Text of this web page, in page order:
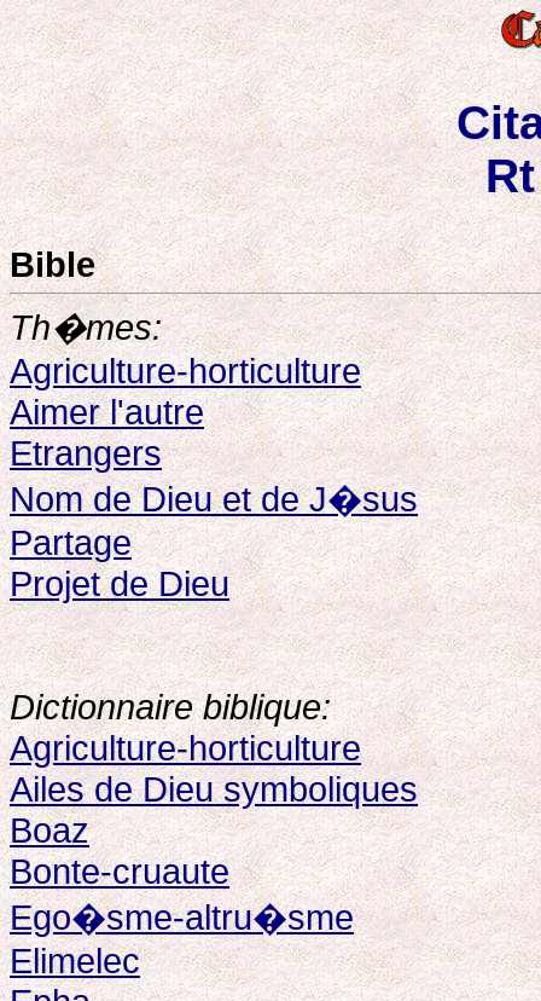
Bible
Th�mes:
Agriculture-horticulture
Aimer l'autre
Etrangers
Nom de Dieu et de J�sus
Partage
Projet de Dieu
Dictionnaire biblique:
Agriculture-horticulture
Ailes de Dieu symboliques
Boaz
Bonte-cruaute
Ego�sme-altru�sme
Elimelec